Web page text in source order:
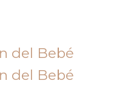
del Bebé
del Bebé